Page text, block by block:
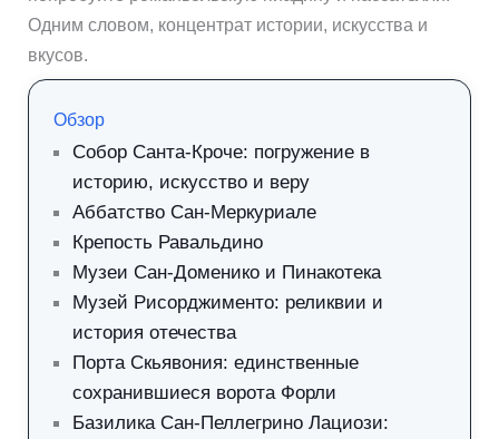
Одним словом, концентрат истории, искусства и
вкусов.
Обзор
Собор Санта-Кроче: погружение в
историю, искусство и веру
Аббатство Сан-Меркуриале
Крепость Равальдино
Музеи Сан-Доменико и Пинакотека
Музей Рисорджименто: реликвии и
история отечества
Порта Скьявония: единственные
сохранившиеся ворота Форли
Базилика Сан-Пеллегрино Лациози: